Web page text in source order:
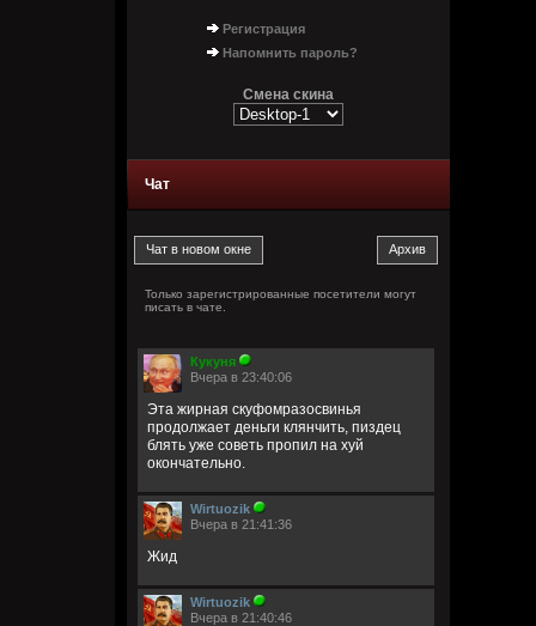
Регистрация
Напомнить пароль?
Смена скина
Чат
Только зарегистрированные посетители могут
писать в чате.
Кукуня
Вчера в 23:40:06
Эта жирная скуфомразосвинья
продолжает деньги клянчить, пиздец
блять уже советь пропил на хуй
окончательно.
Wirtuozik
Вчера в 21:41:36
Жид
Wirtuozik
Вчера в 21:40:46